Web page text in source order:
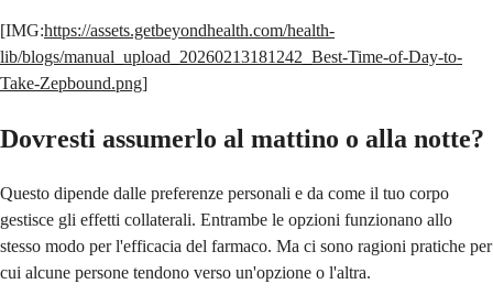
[IMG:https://assets.getbeyondhealth.com/health-
lib/blogs/manual_upload_20260213181242_Best-Time-of-Day-to-
Take-Zepbound.png]
Dovresti assumerlo al mattino o alla notte?
Questo dipende dalle preferenze personali e da come il tuo corpo
gestisce gli effetti collaterali. Entrambe le opzioni funzionano allo
stesso modo per l'efficacia del farmaco. Ma ci sono ragioni pratiche per
cui alcune persone tendono verso un'opzione o l'altra.